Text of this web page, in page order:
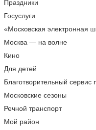
Праздники
Госуслуги
«Московская электронная
Москва — на волне
Кино
Для детей
Благотворительный сервис
Московские сезоны
Речной транспорт
Мой район